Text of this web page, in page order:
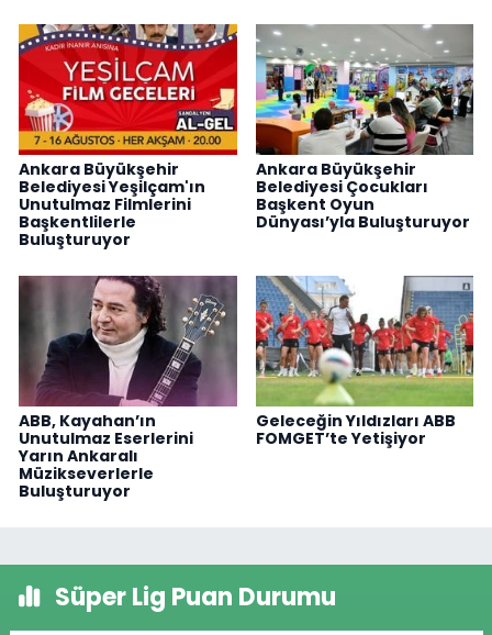
Ankara Büyükşehir
Belediyesi Yeşilçam'ın
Unutulmaz Filmlerini
Başkentlilerle
Buluşturuyor
Ankara Büyükşehir
Belediyesi Çocukları
Başkent Oyun
Dünyası’yla Buluşturuyor
ABB, Kayahan’ın
Unutulmaz Eserlerini
Yarın Ankaralı
Müzikseverlerle
Buluşturuyor
Geleceğin Yıldızları ABB
FOMGET’te Yetişiyor
Süper Lig Puan Durumu